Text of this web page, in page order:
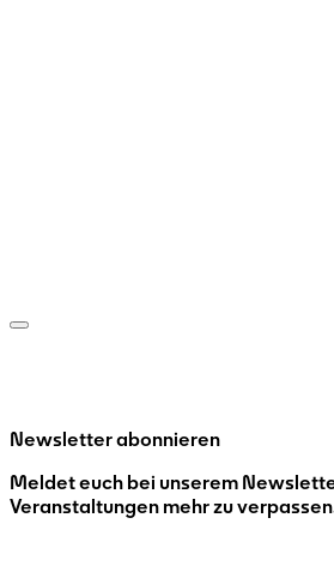
Newsletter abonnieren
Meldet euch bei unserem
Veranstaltungen mehr zu